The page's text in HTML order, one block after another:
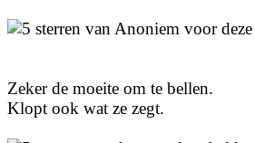
Zeker de moeite om te bellen.
Klopt ook wat ze zegt.